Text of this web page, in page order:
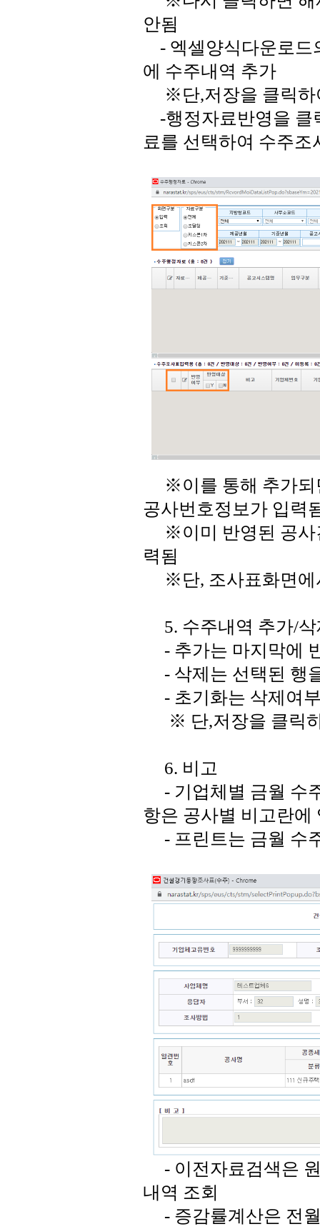
안됨
- 엑셀양식다운로드
에 수주내역 추가
※단,저장을 클릭하
-행정자료반영을 클
료를 선택하여 수주
※이를 통해 추가되
공사번호정보가 입력
※이미 반영된 공사
력됨
※단, 조사표화면에
5. 수주내역 추가/삭
- 추가는 마지막에
- 삭제는 선택된 행
- 초기화는 삭제여
※ 단,저장을 클릭하
6. 비고
- 기업체별 금월 수
항은 공사별 비고란에
- 프린트는 금월 수
- 이전자료검색은
내역 조회
- 증감률계산은 전